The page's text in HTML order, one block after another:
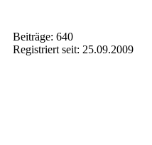
Beiträge: 640
Registriert seit: 25.09.2009